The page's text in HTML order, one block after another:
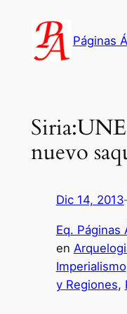
contenido
Páginas
nuevo
Dic 14, 2013
Eq. Páginas
en
Imperialismo
y Regiones,